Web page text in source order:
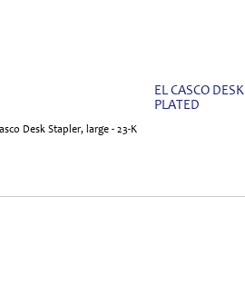
EL CASCO
PLATED